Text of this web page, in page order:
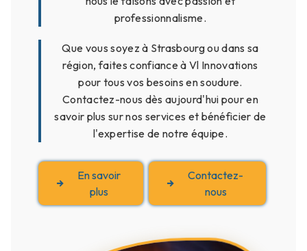
professionnalisme.
Que vous soyez à Strasbourg ou dans sa
région, faites confiance à Vl Innovations
pour tous vos besoins en soudure.
Contactez-nous dès aujourd'hui pour en
savoir plus sur nos services et bénéficier de
l'expertise de notre équipe.
En savoir
plus
Contactez-
nous